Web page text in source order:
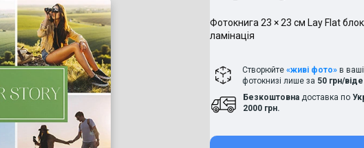
Фотокнига 23 × 23 см Lay Flat
ламінація
Створюйте «живі фото» в
фотокнизі лише за 50 грн/
Безкоштовна доставка по
2000 грн.